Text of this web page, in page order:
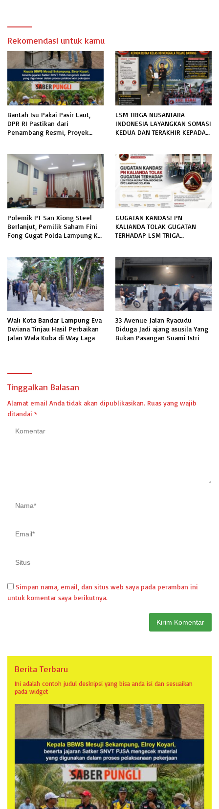
Rekomendasi untuk kamu
Bantah Isu Pakai Pasir Laut,
DPR RI Pastikan dari
Penambang Resmi, Proyek
LSM TRIGA NUSANTARA
INDONESIA LAYANGKAN SOMASI
KEDUA DAN TERAKHIR KEPADA
INFORMASI PUBLIK
Polemik PT San Xiong Steel
Berlanjut, Pemilik Saham Fini
Fong Gugat Polda Lampung Ke
GUGATAN KANDAS! PN
KALIANDA TOLAK GUGATAN
TERHADAP LSM TRIGA
Wali Kota Bandar Lampung Eva
Dwiana Tinjau Hasil Perbaikan
Jalan Wala Kuba di Way Laga
33 Avenue Jalan Ryacudu
Diduga Jadi ajang asusila Yang
Bukan Pasangan Suami Istri
Tinggalkan Balasan
Alamat email Anda tidak akan dipublikasikan. Ruas yang wajib
ditandai *
Simpan nama, email, dan situs web saya pada peramban ini
untuk komentar saya berikutnya.
Berita Terbaru
Ini adalah contoh judul deskripsi yang bisa anda isi dan sesuaikan
pada widget